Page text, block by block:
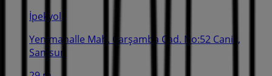
İpekyol
Yenimahalle Mah. Çarşamba Cad. No:52 Canik,
Samsun